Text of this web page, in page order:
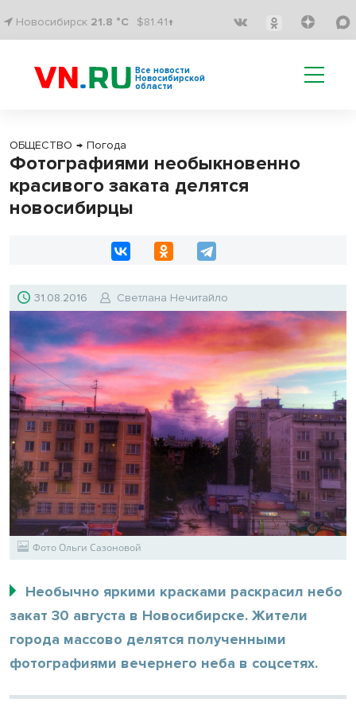
Новосибирск 21.8 °C $81.41↑
Все новости
Новосибирской
области
ОБЩЕСТВО → Погода
Фотографиями необыкновенно
красивого заката делятся
новосибирцы
31.08.2016 Светлана Нечитайло
Фото Ольги Сазоновой
Необычно яркими красками раскрасил небо
закат 30 августа в Новосибирске. Жители
города массово делятся полученными
фотографиями вечернего неба в соцсетях.